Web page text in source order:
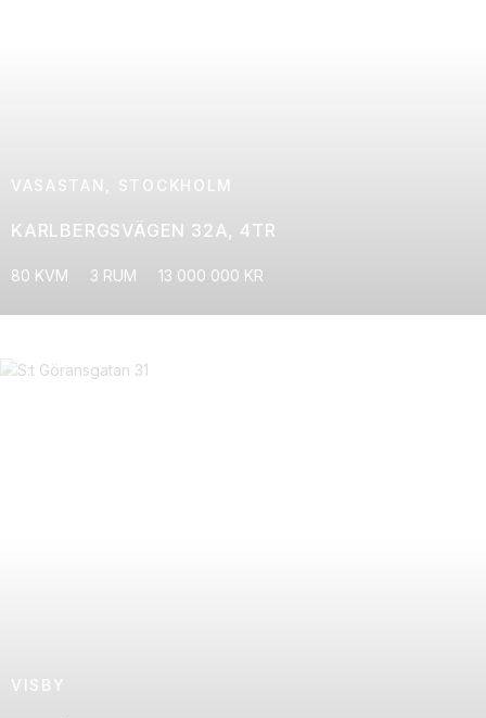
VASASTAN, STOCKHOLM
KARLBERGSVÄGEN 32A, 4TR
80 KVM 3 RUM 13 000 000 KR
VISBY